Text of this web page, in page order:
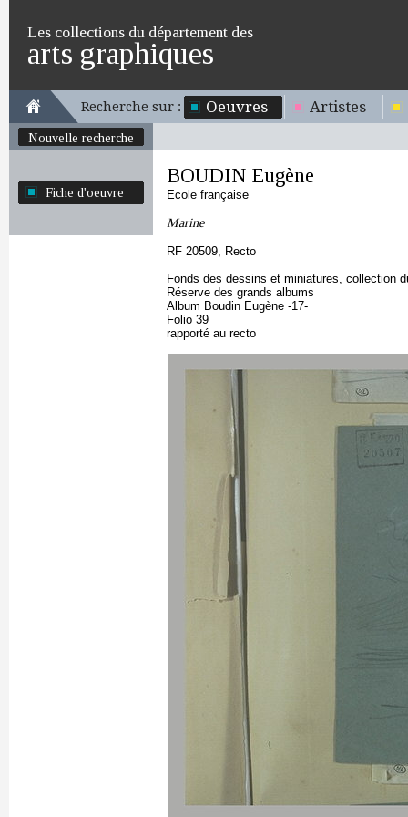
Les collections du département des
arts graphiques
Recherche sur : Oeuvres Artistes
Nouvelle recherche
Fiche d'oeuvre
BOUDIN Eugène
Ecole française
Marine
RF 20509, Recto
Fonds des dessins et miniatures, collection
Réserve des grands albums
Album Boudin Eugène -17-
Folio 39
rapporté au recto